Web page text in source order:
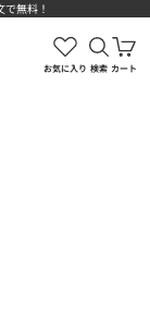
無料！
インショップ
お気に入り
検索を
検索
カ
カート